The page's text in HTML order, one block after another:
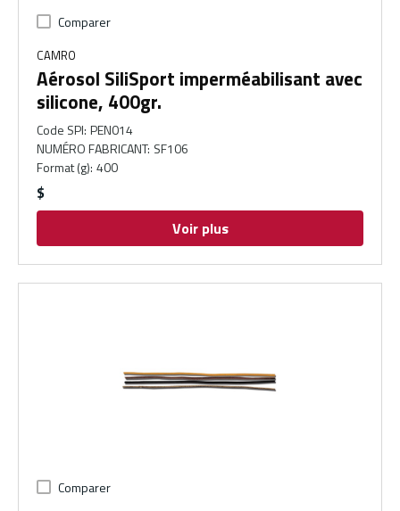
Comparer
CAMRO
Aérosol SiliSport imperméabilisant avec
silicone, 400gr.
Code SPI: PEN014
NUMÉRO FABRICANT: SF106
Format (g): 400
$
Voir plus
Comparer